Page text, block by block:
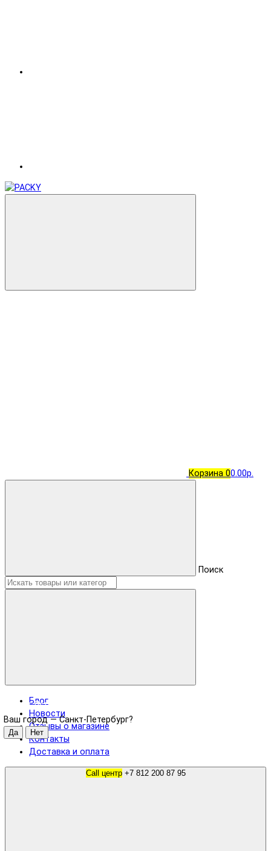
Корзина 00.00р.
Поиск
Санкт-Петербург
Ваш город —Санкт-Петербург?
Блог
Новости
Отзывы о магазине
Контакты
Доставка и оплата
Call центр +7 812 200 87 95